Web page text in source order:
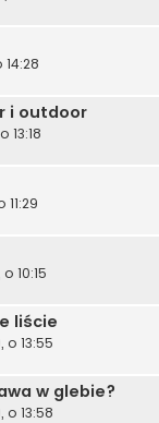
i outdoor
13:18
11:29
10:15
liście
o 13:55
w glebie?
o 13:58